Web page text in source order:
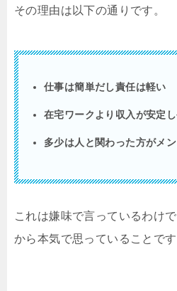
その理由は以下の通りです。
仕事は簡単だし責任は軽い
在宅ワークより収入が安定
多少は人と関わった方がメ
これは嫌味で言っているわけ
から本気で思っていることです